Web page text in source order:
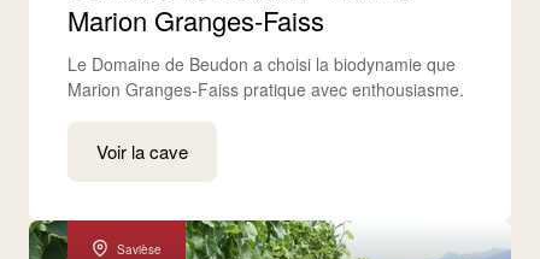
Marion Granges-Faiss
Le Domaine de Beudon a choisi la biodynamie que
Marion Granges-Faiss pratique avec enthousiasme.
Voir la cave
Savièse